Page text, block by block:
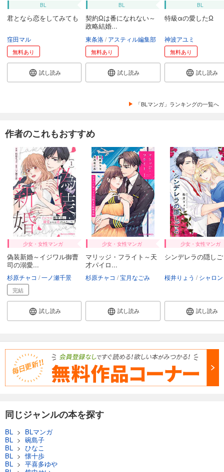
BL
君となら恋をしてみても
窪田マル
無料あり
試し読み
BL
契約Ωは番になれない～
政略結婚...
東条洛 アスティル編集部
無料あり
試し読み
BL
特級αの愛したΩ
神波アユミ
無料あり
試し読み
「BLマンガ」ランキングの一覧へ
作者のこれもおすすめ
少女・女性マンガ
偽装新婚～イジワル御曹
司の溺愛...
杉原チャコ 一ノ瀬千景
完結
試し読み
少女・女性マンガ
マリッジ・フライト～天
才パイロ...
杉原チャコ 宝月なごみ
試し読み
少女・女性マンガ
シンデレラの隠し
桜井りょう シャロン・ケンド
試し読み
同じジャンルの本を探す
BL > BLマンガ
BL > 碗島子
BL > ひなこ
BL >懐十歩
BL > 平喜多ゆや